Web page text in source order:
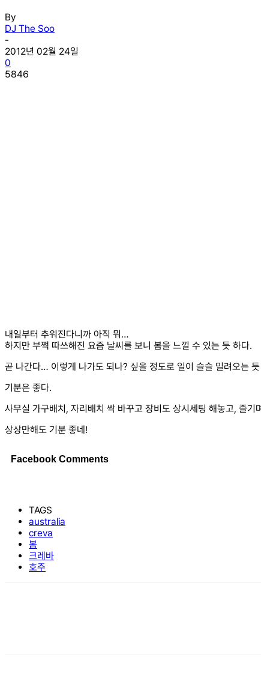
By
DJ The Soo
-
2012년 02월 24일
0
5846
내일부터 추워진다니까 아직 뭐…
하지만 부쩍 따쓰해진 요즘 날씨를 보니 봄을 느낄 수 있는 듯 하다.
곧 나간다… 이렇게 나가도 되나? 싶을 정도로 일이 슬슬 밀려오는
기분은 좋다.
사무실 가구배치, 자리배치 싹 바꾸고 장비도 상시세팅 해놓고, 즐
상상만해도 기분 좋네!
Facebook Comments
TAGS
australia
creva
봄
크레바
호주